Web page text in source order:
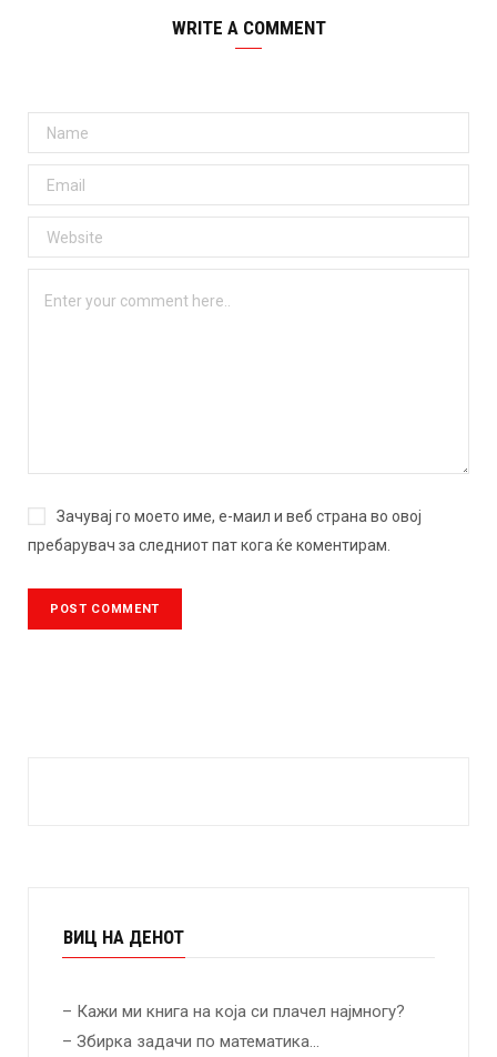
WRITE A COMMENT
Зачувај го моето име, е-маил и веб страна во овој
пребарувач за следниот пат кога ќе коментирам.
ВИЦ НА ДЕНОТ
– Кажи ми книга на која си плачел најмногу?
– Збирка задачи по математика…